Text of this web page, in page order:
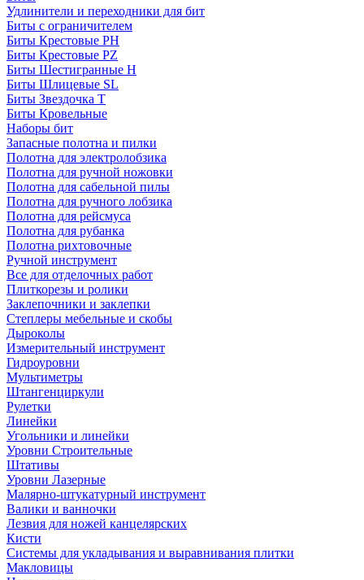
Удлинители и переходники для бит
Биты с ограничителем
Биты Крестовые PH
Биты Крестовые PZ
Биты Шестигранные H
Биты Шлицевые SL
Биты Звездочка T
Биты Кровельные
Наборы бит
Запасные полотна и пилки
Полотна для электролобзика
Полотна для ручной ножовки
Полотна для сабельной пилы
Полотна для ручного лобзика
Полотна для рейсмуса
Полотна для рубанка
Полотна рихтовочные
Ручной инструмент
Все для отделочных работ
Плиткорезы и ролики
Заклепочники и заклепки
Степлеры мебельные и скобы
Дыроколы
Измерительный инструмент
Гидроуровни
Мультиметры
Штангенциркули
Рулетки
Линейки
Угольники и линейки
Уровни Строительные
Штативы
Уровни Лазерные
Малярно-штукатурный инструмент
Валики и ванночки
Лезвия для ножей канцелярских
Кисти
Системы для укладывания и выравнивания плитки
Макловицы